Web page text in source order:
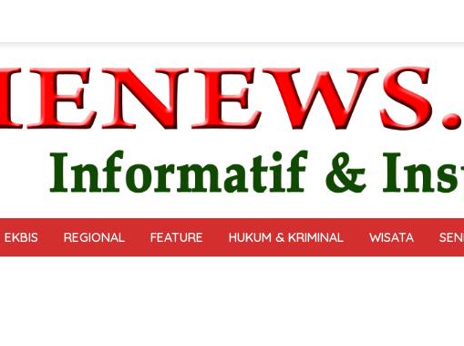
EKBIS REGIONAL FEATURE HUKUM & KRIMINAL WISATA SENI